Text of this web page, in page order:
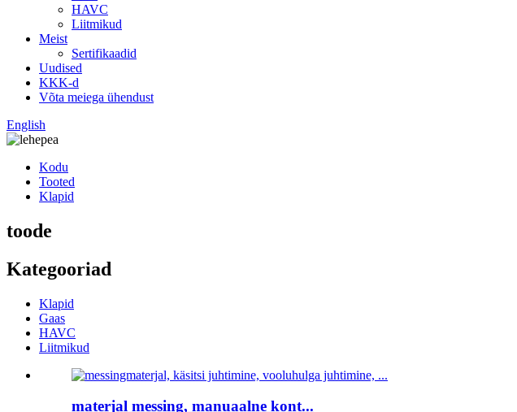
HAVC
Liitmikud
Meist
Sertifikaadid
Uudised
KKK-d
Võta meiega ühendust
English
Kodu
Tooted
Klapid
toode
Kategooriad
Klapid
Gaas
HAVC
Liitmikud
materjal messing, manuaalne kont...